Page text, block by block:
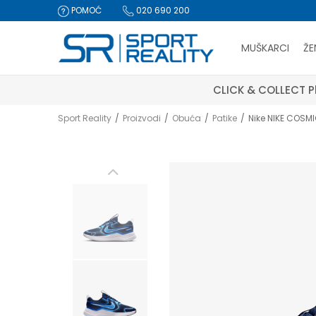
POMOĆ 020 690 200
MUŠKARCI
CLICK &
Sport Reality Proizvodi Obuća Patike Nike NIKE